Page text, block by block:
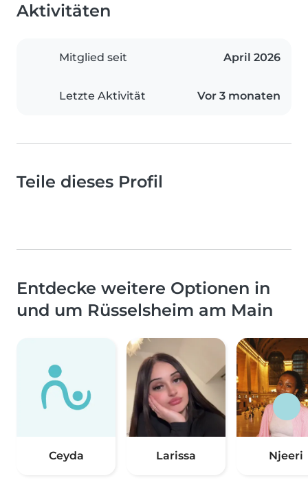
Aktivitäten
Mitglied seit April 2026
Letzte Aktivität Vor 3 monaten
Teile dieses Profil
Entdecke weitere Optionen in
und um Rüsselsheim am Main
Ceyda Larissa Njeeri